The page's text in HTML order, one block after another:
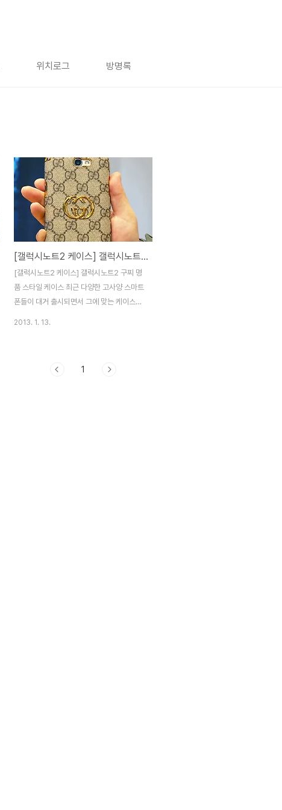
위치로그 방명록
[갤럭시노트2 케이스] 갤럭시노트2 구찌 명품 스타일 케이스
[갤럭시노트2 케이스] 갤럭시노트2 구찌 명
품 스타일 케이스 최근 다양한 고사양 스마트
폰들이 대거 출시되면서 그에 맞는 케이스들
데요. 이번에 소개해드릴 제품은 구찌 명품스
2013. 1. 13.
1